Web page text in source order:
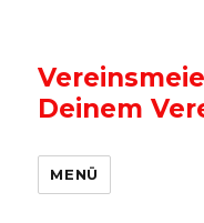
Deinem
MENÜ